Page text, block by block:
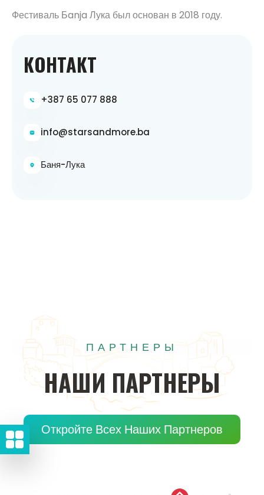
Фестиваль Бanja Лука был основан в 2018 году.
КОНТАКТ
+387 65 077 888
info@starsandmore.ba
Баня-Лука
ПАРТНЕРЫ
НАШИ ПАРТНЕРЫ
Откройте Всех Наших Партнеров